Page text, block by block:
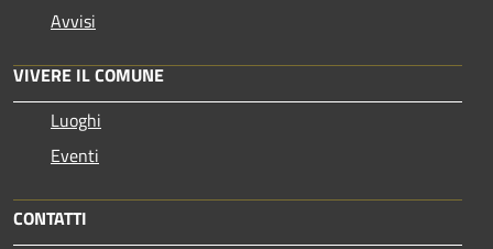
Avvisi
VIVERE IL COMUNE
Luoghi
Eventi
CONTATTI